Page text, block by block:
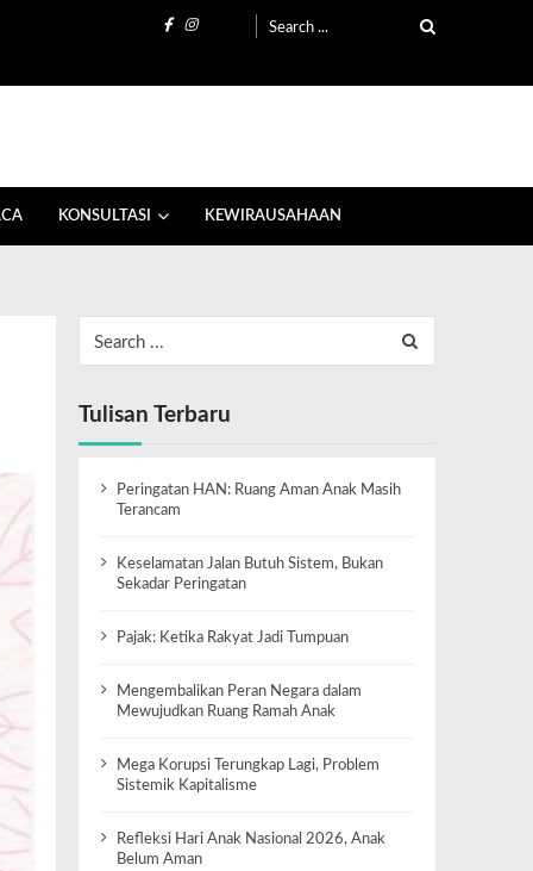
KONSULTASI KEWIRAUSAHAAN
Tulisan Terbaru
Peringatan HAN: Ruang Aman Anak Masih
Terancam
Keselamatan Jalan Butuh Sistem, Bukan
Sekadar Peringatan
Pajak: Ketika Rakyat Jadi Tumpuan
Mengembalikan Peran Negara dalam
Mewujudkan Ruang Ramah Anak
Mega Korupsi Terungkap Lagi, Problem
Sistemik Kapitalisme
Refleksi Hari Anak Nasional 2026, Anak
Belum Aman